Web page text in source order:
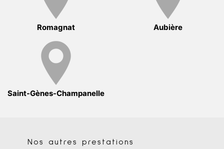
Romagnat Aubière
Saint-Gènes-Champanelle
Nos autres prestations